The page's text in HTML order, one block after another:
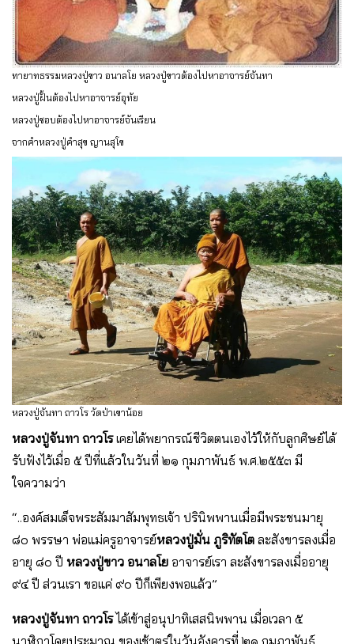
ทายาทธรรมหลวงปู่ขาว อนาลโย หลวงปู่ขาวต้องไปหาอาจารย์จันทา
หลวงปู่ฝั้นต้องไปหาอาจารย์อุทัย
หลวงปู่ชอบต้องไปหาอาจารย์จันเรียน
จากคำหลวงปู่คำสุข ญานสุโข
หลวงปู่จันทา ถาวโร วัดป่าเขาน้อย
หลวงปู่จันทา ถาวโรเคยได้พยากรณ์ชีวิตตนเองไว้ให้กับลูกศิษย์ได้
รับฟังไว้เมื่อ ๕ ปีที่แล้วในวันที่ ๒๑ กุมภาพันธ์ พ.ศ.๒๕๕๓ มี
ใจความว่า
“..องค์สมเด็จพระสัมมาสัมพุทธเจ้า ปรินิพพานเมื่อมีพระชนมายุ
๘๐ พรรษา พ่อแม่ครูอาจารย์หลวงปู่มั่น ภูริทัตโต ละสังขารลงเมื่อ
อายุ ๘๐ ปี หลวงปู่ขาว อนาลโย อาจารย์เรา ละสังขารลงเมื่ออายุ
๙๔ ปี ส่วนเรา ขอแค่ ๙๐ ปีก็เพียงพอแล้ว”
หลวงปู่จันทา ถาวโรได้เข้าสู่อนุปาทิเสสนิพพาน เมื่อเวลา ๕
นาฬิกาโดยประมาณ ของเช้าตรู่ในวันอังคารที่ ๒๑ กุมภาพันธ์